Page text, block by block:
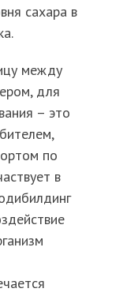
сахара в
между
для
– это
по
в